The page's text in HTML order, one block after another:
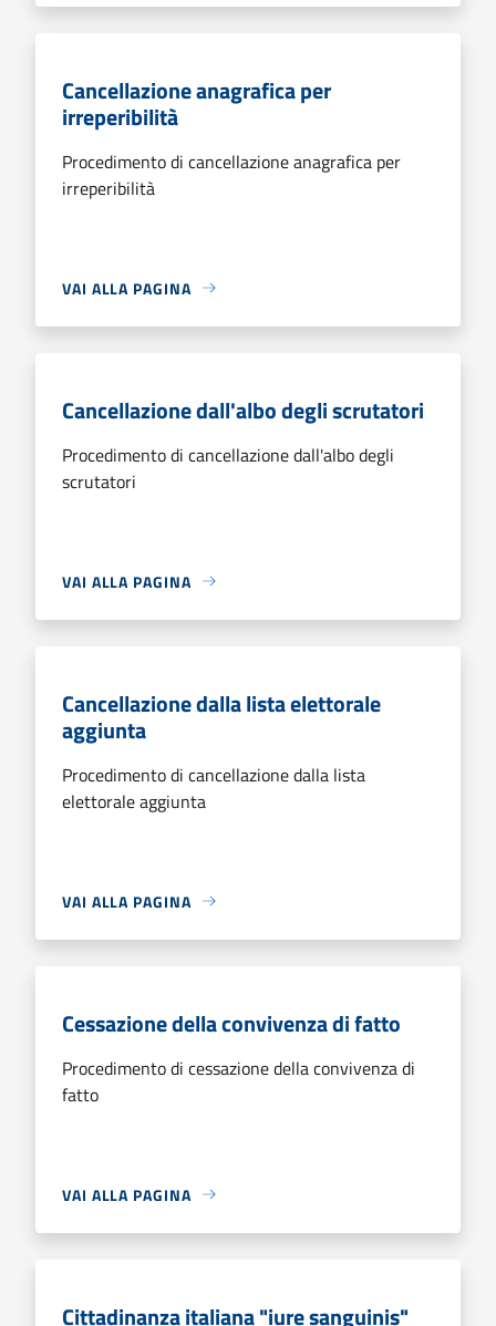
Cancellazione anagrafica per
irreperibilità
Procedimento di cancellazione anagrafica per
irreperibilità
VAI ALLA PAGINA
Cancellazione dall'albo degli scrutatori
Procedimento di cancellazione dall'albo degli
scrutatori
VAI ALLA PAGINA
Cancellazione dalla lista elettorale
aggiunta
Procedimento di cancellazione dalla lista
elettorale aggiunta
VAI ALLA PAGINA
Cessazione della convivenza di fatto
Procedimento di cessazione della convivenza di
fatto
VAI ALLA PAGINA
Cittadinanza italiana "iure sanguinis"